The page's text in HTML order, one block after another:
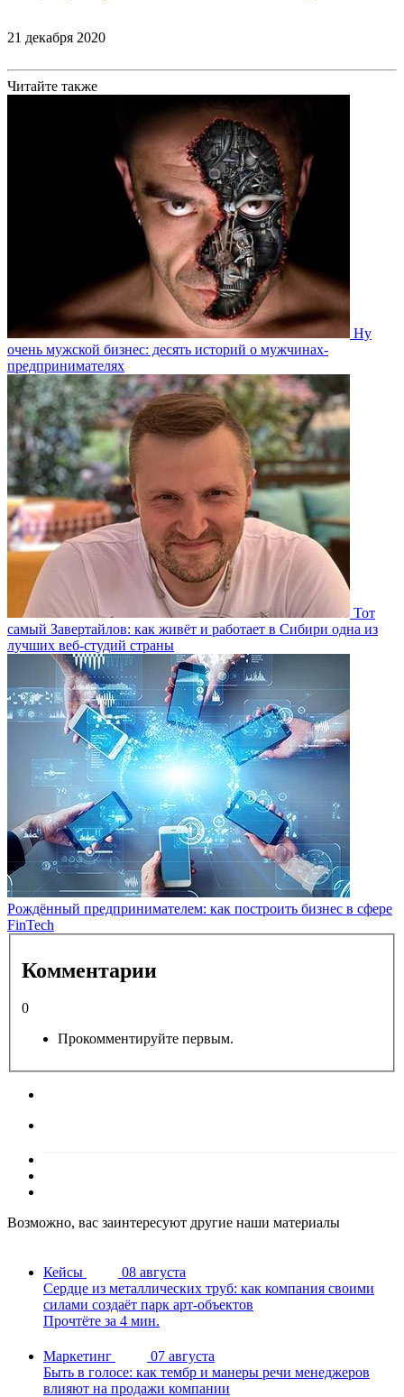
21 декабря 2020
Читайте также
Ну
очень мужской бизнес: десять историй о мужчинах-
предпринимателях
Тот
самый Завертайлов: как живёт и работает в Сибири одна из
лучших веб-студий страны
Рождённый предпринимателем: как построить бизнес в сфере
FinTech
Комментарии
0
Прокомментируйте первым.
Возможно, вас заинтересуют другие наши материалы
Кейсы
08 августа
Сердце из металлических труб: как компания своими
силами создаёт парк арт-объектов
Прочтёте за 4 мин.
Маркетинг
07 августа
Быть в голосе: как тембр и манеры речи менеджеров
влияют на продажи компании